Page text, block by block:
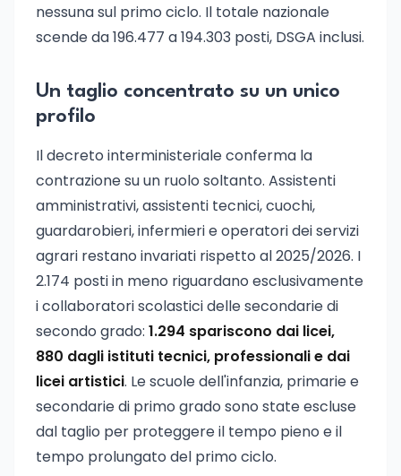
nessuna sul primo ciclo. Il totale nazionale
scende da 196.477 a 194.303 posti, DSGA inclusi.
Un taglio concentrato su un unico
profilo
Il decreto interministeriale conferma la
contrazione su un ruolo soltanto. Assistenti
amministrativi, assistenti tecnici, cuochi,
guardarobieri, infermieri e operatori dei servizi
agrari restano invariati rispetto al 2025/2026. I
2.174 posti in meno riguardano esclusivamente
i collaboratori scolastici delle secondarie di
secondo grado: 1.294 spariscono dai licei,
880 dagli istituti tecnici, professionali e dai
licei artistici. Le scuole dell'infanzia, primarie e
secondarie di primo grado sono state escluse
dal taglio per proteggere il tempo pieno e il
tempo prolungato del primo ciclo.